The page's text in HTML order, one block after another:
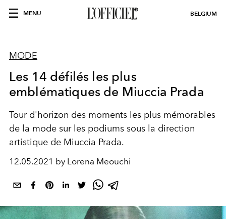
MENU BELGIUM
MODE
Les 14 défilés les plus
emblématiques de Miuccia Prada
Tour d'horizon des moments les plus mémorables
de la mode sur les podiums sous la direction
artistique de Miuccia Prada.
12.05.2021 by Lorena Meouchi